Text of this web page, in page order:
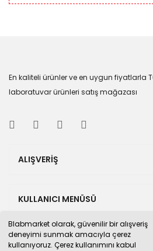
Blabmarket olarak, güvenilir bir alışveriş
deneyimi sunmak amacıyla çerez
kullanıyoruz. Çerez kullanımını kabul
En kaliteli ürünler ve en uygun fiyatlarla
laboratuvar ürünleri satış mağazası
ALIŞVERİŞ
KULLANICI MENÜSÜ
BULUNDUĞUMUZ PAZAR YERLERİ